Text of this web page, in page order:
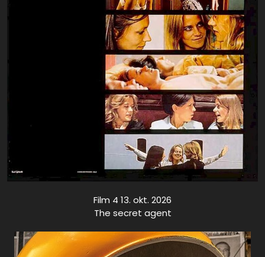
Film 4 13. okt. 2026
The secret agent